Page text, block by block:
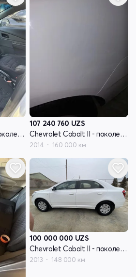
Chevrolet Cobalt II - поколение
107 240 760 UZS
Chevrolet Cobalt II - поколение
2014 160 000 км
100 000 000 UZS
Chevrolet Cobalt II - поколение
2013 148 000 км